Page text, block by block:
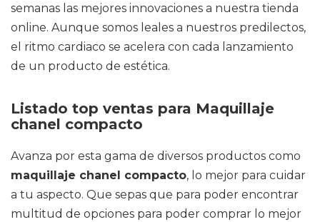
semanas las mejores innovaciones a nuestra tienda
online. Aunque somos leales a nuestros predilectos,
el ritmo cardiaco se acelera con cada lanzamiento
de un producto de estética.
Listado top ventas para Maquillaje
chanel compacto
Avanza por esta gama de diversos productos como
maquillaje chanel compacto, lo mejor para cuidar
a tu aspecto. Que sepas que para poder encontrar
multitud de opciones para poder comprar lo mejor